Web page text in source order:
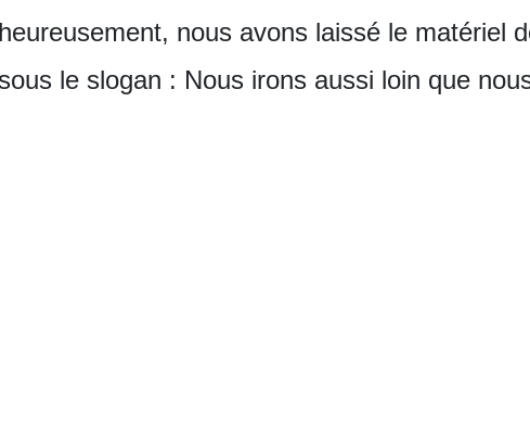
nous avons laissé le matériel
le slogan : Nous irons aussi loin que